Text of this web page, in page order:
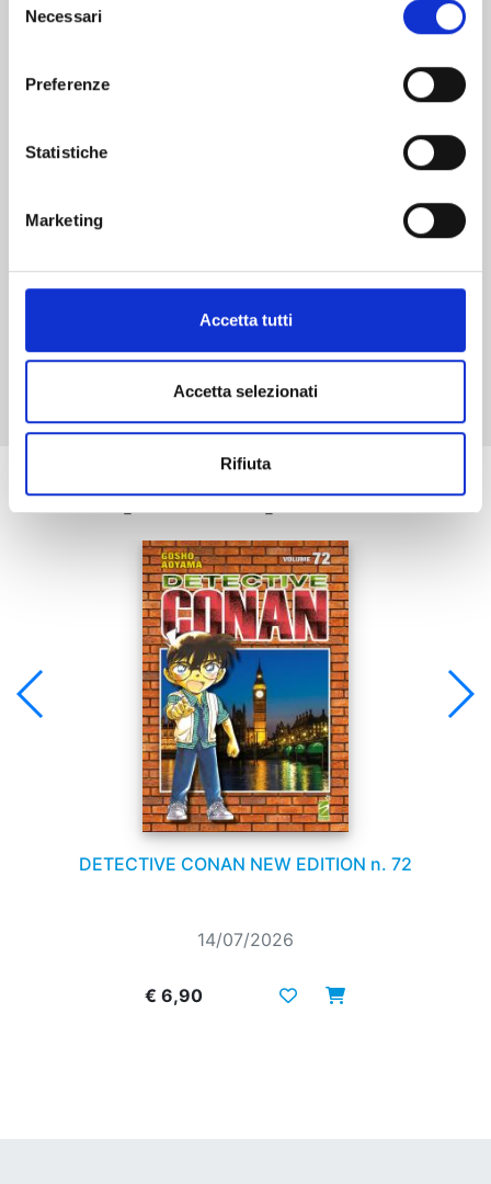
delNecessari
Preferenze
Statistiche
Marketing
Accetta tutti
Accetta selezionati
Rifiuta
Mostra tutto
Se ti è piaciuto prova anche:
DETECTIVE CONAN NEW EDITION n. 72
14/07/2026
€ 6,90